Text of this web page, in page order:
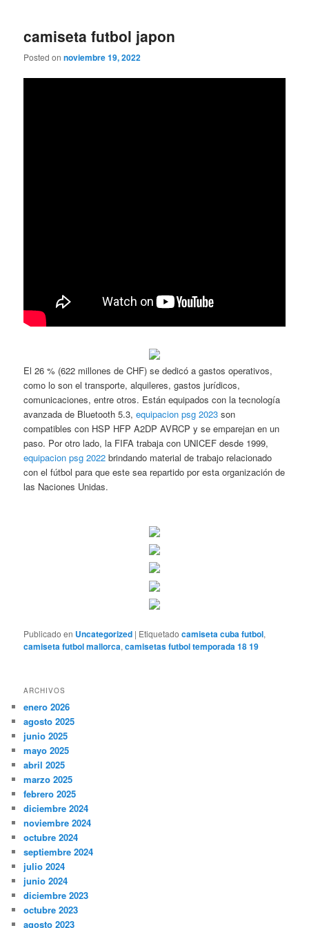
camiseta futbol japon
Posted onnoviembre 19, 2022
El 26 % (622 millones de CHF) se dedicó a gastos operativos,
como lo son el transporte, alquileres, gastos jurídicos,
comunicaciones, entre otros. Están equipados con la tecnología
avanzada de Bluetooth 5.3,equipacion psg 2023 son
compatibles con HSP HFP A2DP AVRCP y se emparejan en un
paso. Por otro lado, la FIFA trabaja con UNICEF desde 1999,
equipacion psg 2022 brindando material de trabajo relacionado
con el fútbol para que este sea repartido por esta organización de
las Naciones Unidas.
Publicado en Uncategorized | Etiquetado camiseta cuba futbol,
camiseta futbol mallorca,camisetas futbol temporada 18 19
ARCHIVOS
enero 2026
agosto 2025
junio 2025
mayo 2025
abril 2025
marzo 2025
febrero 2025
diciembre 2024
noviembre 2024
octubre 2024
septiembre 2024
julio 2024
junio 2024
diciembre 2023
octubre 2023
agosto 2023